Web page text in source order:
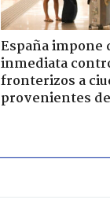
España impone
inmediata
fronterizos a
provenientes